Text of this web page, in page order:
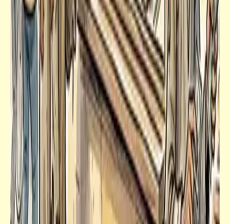
ملاحظات على فيلم تسجيلي مثير عن استخراج
المومياوات
سؤال
لماذا لا يفهم الحكّام العرب المعاصرون الشعر ولا
يحبونه؟